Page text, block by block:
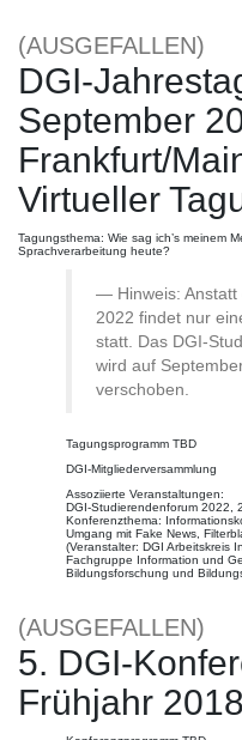
(AUSGEFALLEN)
DGI-
September
Frankfurt/
Virtueller
Tagungsthema: Wie sag ich’s meinem
Sprachverarbeitung heute?
Hinweis:
2022 findet nur
statt. Das DGI-
wird auf
verschoben.
Tagungsprogramm TBD
DGI-Mitgliederversammlung
Assoziierte Veranstaltungen:
DGI-Studierendenforum 2022,
Konferenzthema:
Umgang mit Fake News,
(Veranstalter: DGI Arbeitskreis
Fachgruppe Information und
Bildungsforschung und
(AUSGEFALLEN)
5. DGI-
Frühjahr 2018